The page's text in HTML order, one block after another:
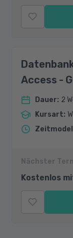
Access -
Dauer: 2
Kursart:
Zeitmodell
Nächster
Kostenlos